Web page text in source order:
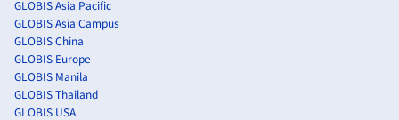
GLOBIS Asia Pacific
GLOBIS Asia Campus
GLOBIS China
GLOBIS Europe
GLOBIS Manila
GLOBIS Thailand
GLOBIS USA